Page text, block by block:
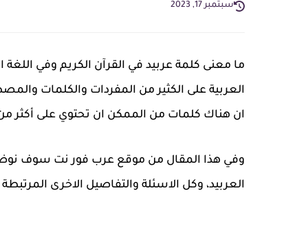
سبتمبر 17, 2023
ما معنى كلمة عربيد في القرآن الكريم وفي اللغة
العربية على الكثير من المفردات والكلمات
ان هناك كلمات من الممكن ان تحتوي على أكثر
وفي هذا المقال من موقع عرب فور نت سوف
العربيد، وكل الاسئلة والتفاصيل الاخرى